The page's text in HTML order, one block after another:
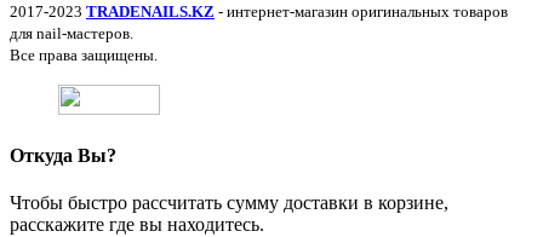
2017-2023 TRADENAILS.KZ - интернет-магазин оригинальных товаров
для nail-мастеров.
Все права защищены.
Откуда Вы?
Чтобы быстро рассчитать сумму доставки в корзине,
расскажите где вы находитесь.